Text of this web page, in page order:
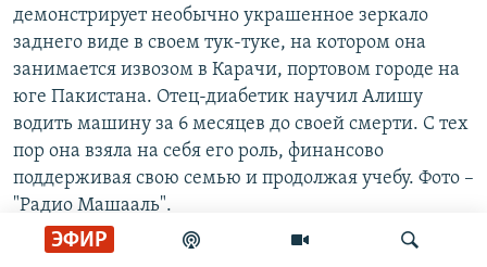
ЭФИР
демонстрирует необычно украшенное зеркало
заднего виде в своем тук-туке, на котором она
занимается извозом в Карачи, портовом городе на
юге Пакистана. Отец-диабетик научил Алишу
водить машину за 6 месяцев до своей смерти. С тех
пор она взяла на себя его роль, финансово
поддерживая свою семью и продолжая учебу. Фото –
"Радио Машааль".